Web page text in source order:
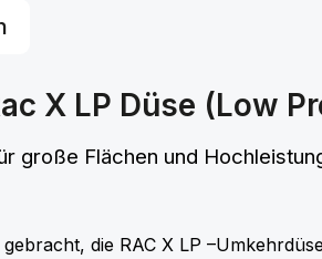
X LP Düse (Low
große Flächen und
die RAC X LP